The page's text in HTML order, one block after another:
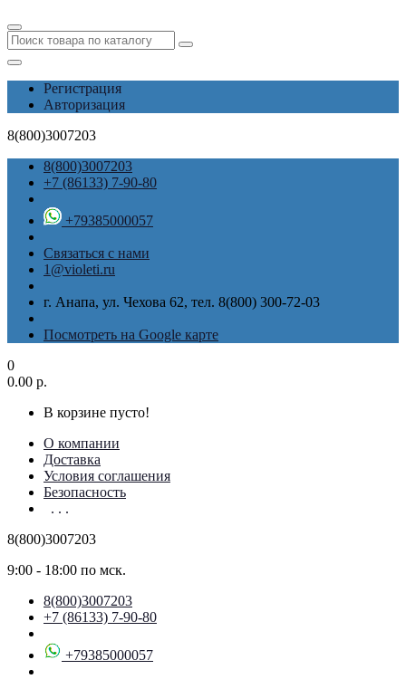
Регистрация
Авторизация
8(800)3007203
8(800)3007203
+7 (86133) 7-90-80
+79385000057
Связаться с нами
1@violeti.ru
г. Анапа, ул. Чехова 62, тел. 8(800) 300-72-03
Посмотреть на Google карте
0
0.00 р.
В корзине пусто!
О компании
Доставка
Условия соглашения
Безопасность
. . .
8(800)3007203
9:00 - 18:00 по мск.
8(800)3007203
+7 (86133) 7-90-80
+79385000057